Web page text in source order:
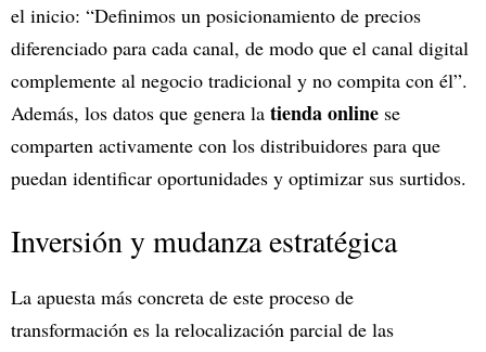
el inicio: “Definimos un posicionamiento de precios
diferenciado para cada canal, de modo que el canal digital
complemente al negocio tradicional y no compita con él”.
Además, los datos que genera la tienda online se
comparten activamente con los distribuidores para que
puedan identificar oportunidades y optimizar sus surtidos.
Inversión y mudanza estratégica
La apuesta más concreta de este proceso de
transformación es la relocalización parcial de las